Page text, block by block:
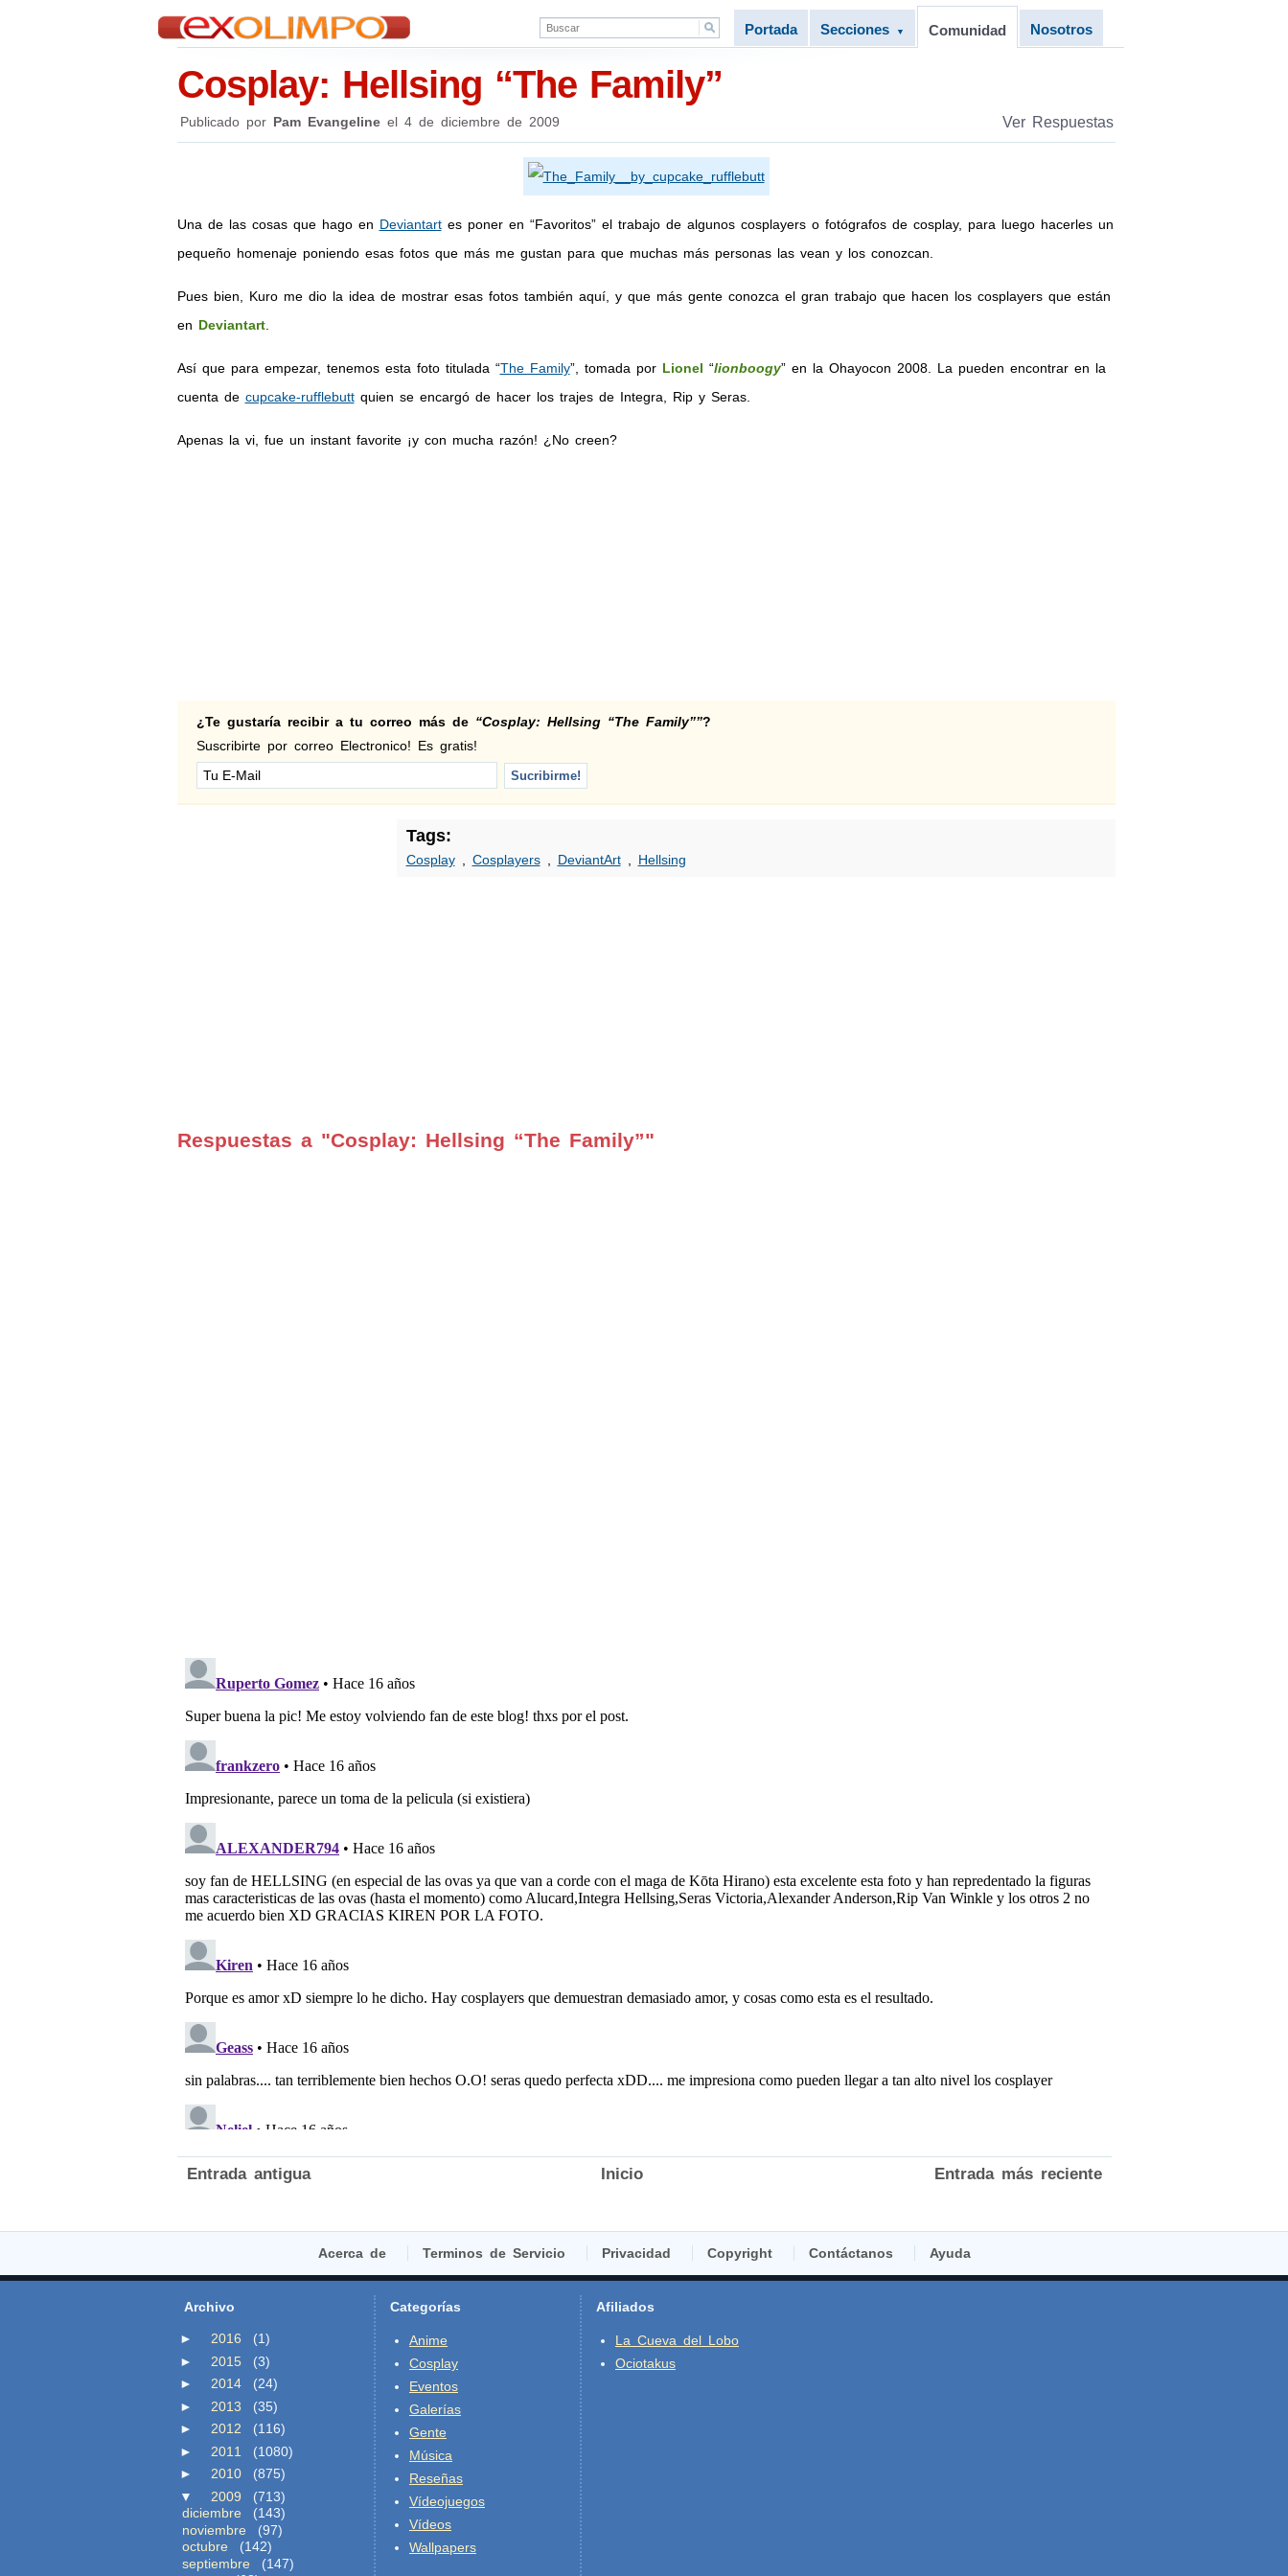
Portada Secciones ▼ Comunidad Nosotros
Cosplay: Hellsing “The Family”
Publicado por Pam Evangelineel 4 de diciembre de 2009 Ver Respuestas
Una de las cosas que hago en Deviantartes poner en “Favoritos” el trabajo de algunos cosplayers o fotógrafos de cosplay, para luego hacerles un
pequeño homenaje poniendo esas fotos que más me gustan para que muchas más personas las vean y los conozcan.
Pues bien, Kuro me dio la idea de mostrar esas fotos también aquí, y que más gente conozca el gran trabajo que hacen los cosplayers que están
en Deviantart.
Así que para empezar, tenemos esta foto titulada “The Family”, tomada por Lionel “lionboogy” en la Ohayocon 2008. La pueden encontrar en la
cuenta de cupcake-rufflebuttquien se encargó de hacer los trajes de Integra, Rip y Seras.
Apenas la vi, fue un instant favorite ¡y con mucha razón! ¿No creen?
¿Te gustaría recibir a tu correo más de “Cosplay: Hellsing “The Family””?
Suscribirte por correo Electronico! Es gratis!
Tags:
Cosplay, Cosplayers, DeviantArt, Hellsing
Respuestas a "Cosplay: Hellsing “The Family”"
Entrada más reciente
Entrada antigua Inicio
Acerca de Terminos de Servicio Privacidad Copyright Contáctanos Ayuda
Archivo
► 2016
(1)
►
2015
(3)
►
2014
(24)
►
2013
(35)
►
2012
(116)
►
2011
(1080)
►
2010
(875)
▼
2009
(713)
diciembre
(143)
noviembre
(97)
octubre
(142)
septiembre
(147)
Categorías
Anime
Cosplay
Eventos
Galerías
Gente
Música
Reseñas
Vídeojuegos
Vídeos
Wallpapers
Afiliados
La Cueva del Lobo
Ociotakus